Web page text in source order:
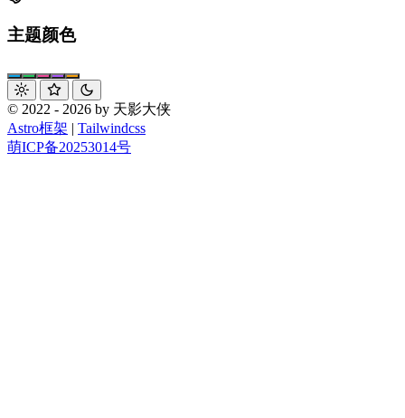
主题颜色
© 2022 - 2026 by 天影大侠
Astro框架 | Tailwindcss
萌ICP备20253014号